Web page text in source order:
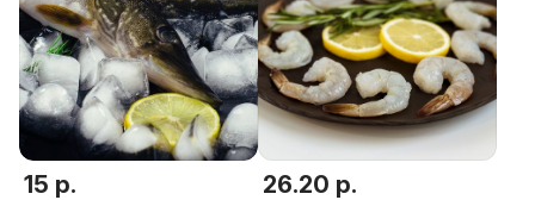
15 р. 26.20 р.